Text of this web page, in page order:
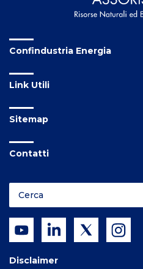
Confindustria Energia
Link Utili
Sitemap
Contatti
Disclaimer